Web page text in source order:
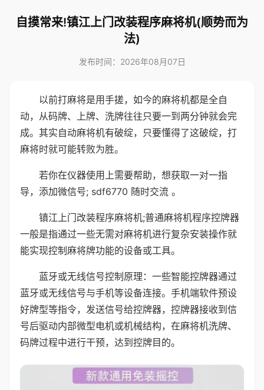
自摸常来!镇江上门改装程序麻将机(顺势而为
法)
发布时间：2026年08月07日
以前打麻将是用手搓，如今的麻将机都是全自
动，从码牌、上牌、洗牌往往只要一到两分钟就会完
成。其实自动麻将机有破绽，只要懂得了这破绽，打
麻将时就可能转败为胜。
若你在仪器使用上需要帮助，想获取一对一指
导，添加微信号; sdf6770 随时交流 。
镇江上门改装程序麻将机;普通麻将机程序控牌器
一般是指通过一些无需对麻将机进行复杂安装操作就
能实现控制麻将牌功能的设备或工具。
蓝牙或无线信号控制原理：一些智能控牌器通过
蓝牙或无线信号与手机等设备连接。手机端软件预设
好牌型等指令，发送信号给控牌器，控牌器接收到信
号后驱动内部微型电机或机械结构，在麻将机洗牌、
码牌过程中进行干预，达到控牌目的。